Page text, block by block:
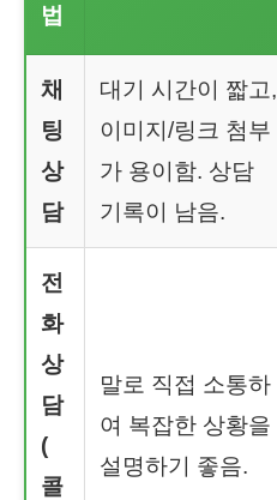
법
채
팅
상
담
대기 시간이 짧고,
이미지/링크 첨부
가 용이함. 상담
기록이 남음.
전
화
상
담
(
콜
말로 직접 소통하
여 복잡한 상황을
설명하기 좋음.